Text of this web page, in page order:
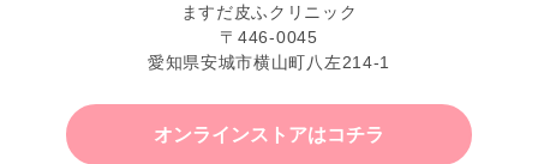
ますだ皮ふクリニック
〒446-0045
愛知県安城市横山町八左214-1
オンラインストアはコチラ